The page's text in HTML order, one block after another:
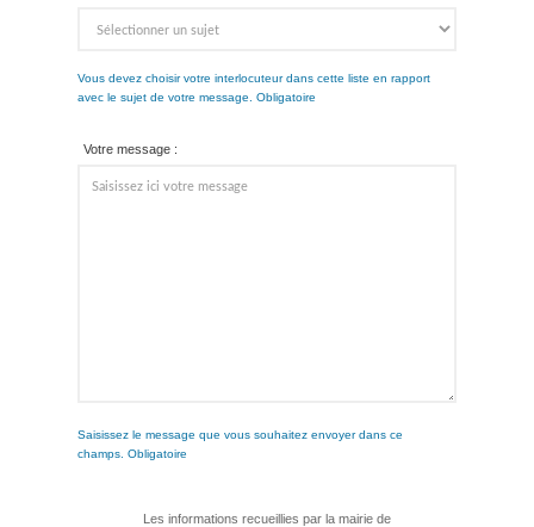
Vous devez choisir votre interlocuteur dans cette liste en rapport
avec le sujet de votre message. Obligatoire
Votre message :
Saisissez le message que vous souhaitez envoyer dans ce
champs. Obligatoire
Les informations recueillies par la mairie de